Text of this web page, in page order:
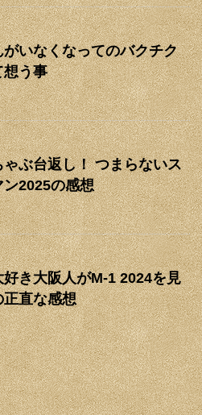
がいなくなってのバクチク
想う事
ゃぶ台返し！ つまらないス
ン2025の感想
好き大阪人がM-1 2024を見
正直な感想